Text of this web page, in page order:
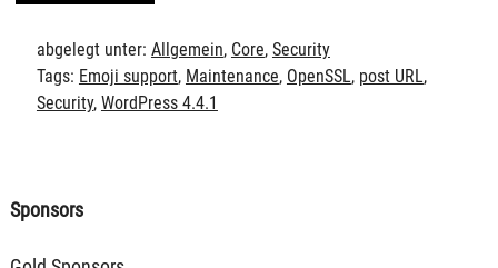
abgelegt unter: Allgemein, Core, Security
Tags: Emoji support, Maintenance, OpenSSL, post URL,
Security, WordPress 4.4.1
Sponsors